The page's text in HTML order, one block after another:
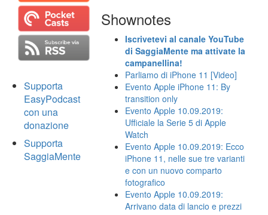
Supporta
EasyPodcast
con una
donazione
Supporta
SaggiaMente
Shownotes
Iscrivetevi al canale YouTube
di SaggiaMente ma attivate la
campanellina!
Parliamo di iPhone 11 [Video]
Evento Apple iPhone 11: By
transition only
Evento Apple 10.09.2019:
Ufficiale la Serie 5 di Apple
Watch
Evento Apple 10.09.2019: Ecco
iPhone 11, nelle sue tre varianti
e con un nuovo comparto
fotografico
Evento Apple 10.09.2019:
Arrivano data di lancio e prezzi